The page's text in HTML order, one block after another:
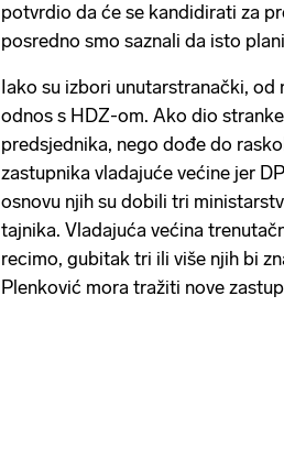
potvrdio da će se kandidirati za
posredno smo saznali da isto
Iako su izbori unutarstranački,
odnos s HDZ-om. Ako dio
predsjednika, nego dođe do
zastupnika vladajuće većine jer
osnovu njih su dobili tri
tajnika. Vladajuća većina
recimo, gubitak tri ili više njih bi
Plenković mora tražiti nove